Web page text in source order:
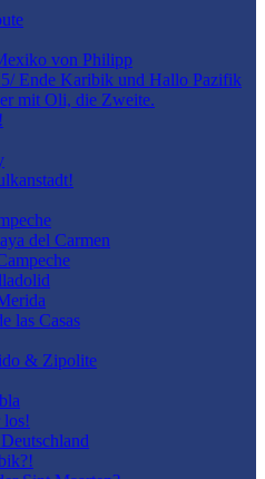
von Philipp
Ende Karibik und Hallo Pazifik
mit Oli, die Zweite.
del Carmen
las Casas
& Zipolite
los!